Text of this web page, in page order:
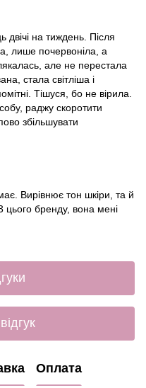
двічі на тиждень. Після
лише почервоніла, а
але не перестала
стала світліша і
Тішуся, бо не вірила.
раджу скоротити
збільшувати
Вирівнює тон шкіри, та й
цього бренду, вона мені
Оплата